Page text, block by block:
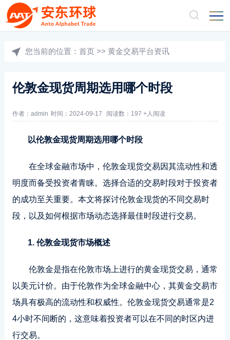
您当前的位置： 首页 >> 黄金交易平台资讯
伦敦金现货周期选用哪个时段
作者：admin 时间：2024-09-17 阅读数：197 +人阅读
以伦敦金现货周期选用哪个时段
在全球金融市场中，伦敦金现货交易因其流动性和透
明度而备受投资者青睐。选择合适的交易时段对于投资者
的成功至关重要。本文将探讨伦敦金现货的不同交易时
段，以及如何根据市场动态选择最佳时段进行交易。
1. 伦敦金现货市场概述
伦敦金是指在伦敦市场上进行的黄金现货交易，通常
以美元计价。由于伦敦作为全球金融中心，其黄金交易市
场具有极高的流动性和权威性。伦敦金现货交易通常是2
4小时不间断的，这意味着投资者可以在不同的时区内进
行交易。